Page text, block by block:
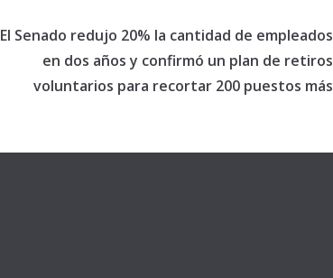
El Senado redujo 20% la cantidad de empleados
en dos años y confirmó un plan de retiros
voluntarios para recortar 200 puestos más